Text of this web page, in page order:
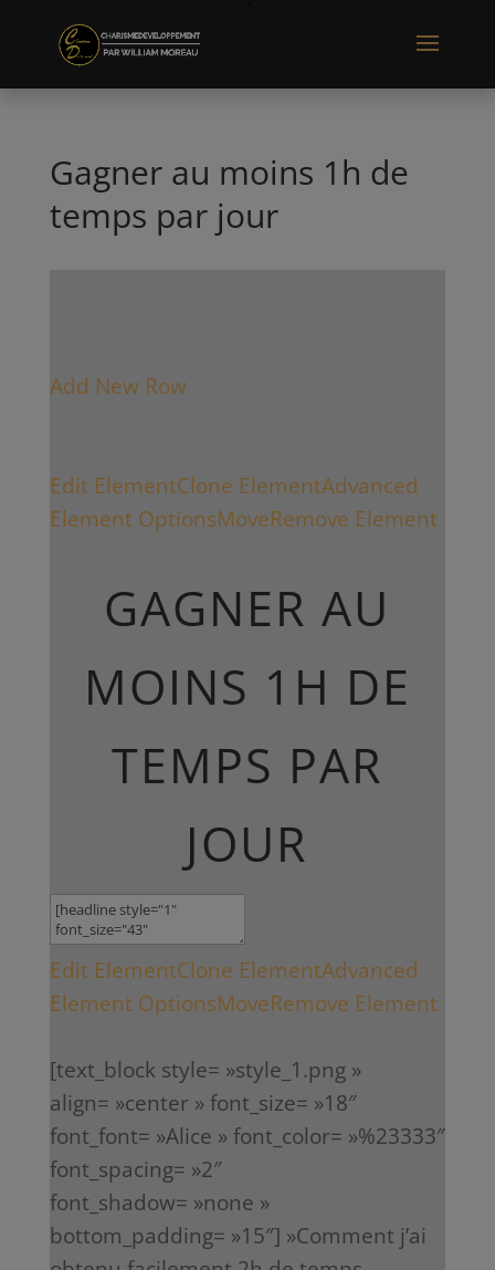
Gagner au moins 1h de
temps par jour
Add New Row
Edit ElementClone ElementAdvanced
Element OptionsMoveRemove Element
GAGNER AU
MOINS 1H DE
TEMPS PAR
JOUR
Edit ElementClone ElementAdvanced
Element OptionsMoveRemove Element
[text_block style= »style_1.png »
align= »center » font_size= »18″
font_font= »Alice » font_color= »%23333″
font_spacing= »2″
font_shadow= »none »
bottom_padding= »15″] »Comment j’ai